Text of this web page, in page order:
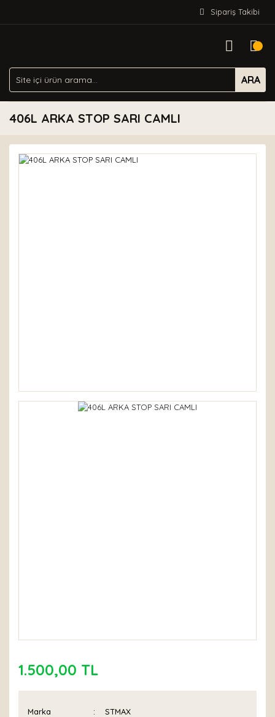
Sipariş Takibi
ARA
406L ARKA STOP SARI CAMLI
1.500,00 TL
Marka STMAX